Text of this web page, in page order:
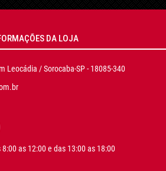
DA LOJA
Leocádia / Sorocaba-SP - 18085-340
as 12:00 e das 13:00 as 18:00